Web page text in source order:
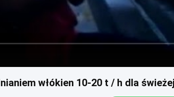
włókien 10-20 t / h dla